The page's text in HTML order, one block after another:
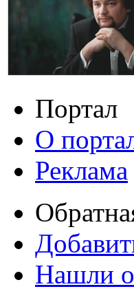
Портал
О
Реклама
Нашли